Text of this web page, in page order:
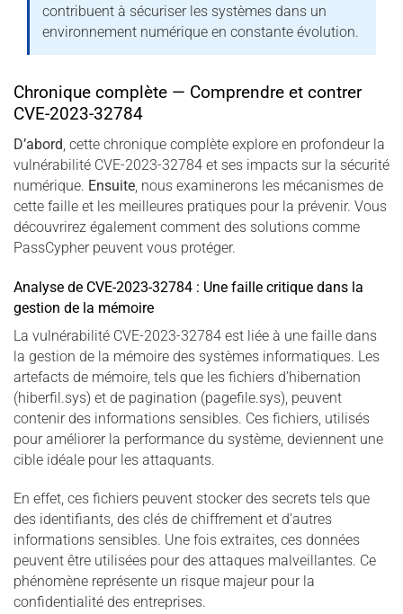
contribuent à sécuriser les systèmes dans un
environnement numérique en constante évolution.
Chronique complète — Comprendre et contrer
CVE-2023-32784
D’abord , cette chronique complète explore en profondeur la
vulnérabilité CVE-2023-32784 et ses impacts sur la sécurité
numérique. Ensuite , nous examinerons les mécanismes de
cette faille et les meilleures pratiques pour la prévenir. Vous
découvrirez également comment des solutions comme
PassCypher peuvent vous protéger.
Analyse de CVE-2023-32784 : Une faille critique dans la
gestion de la mémoire
La vulnérabilité CVE-2023-32784 est liée à une faille dans
la gestion de la mémoire des systèmes informatiques. Les
artefacts de mémoire, tels que les fichiers d’hibernation
(hiberfil.sys) et de pagination (pagefile.sys), peuvent
contenir des informations sensibles. Ces fichiers, utilisés
pour améliorer la performance du système, deviennent une
cible idéale pour les attaquants.
En effet, ces fichiers peuvent stocker des secrets tels que
des identifiants, des clés de chiffrement et d’autres
informations sensibles. Une fois extraites, ces données
peuvent être utilisées pour des attaques malveillantes. Ce
phénomène représente un risque majeur pour la
confidentialité des entreprises.